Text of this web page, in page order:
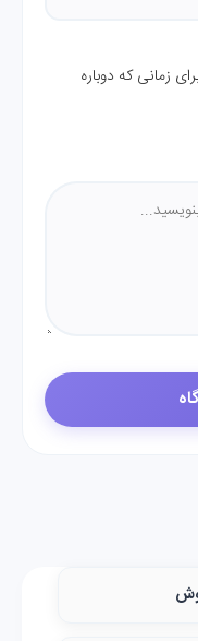
زمانی که دوباره